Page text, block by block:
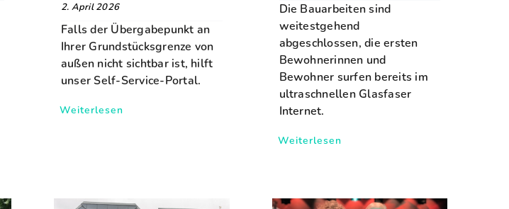
2. April 2026
Falls der Übergabepunkt an
Ihrer Grundstücksgrenze von
außen nicht sichtbar ist, hilft
unser Self-Service-Portal.
Weiterlesen
Die Bauarbeiten sind
weitestgehend
abgeschlossen, die ersten
Bewohnerinnen und
Bewohner surfen bereits im
ultraschnellen Glasfaser
Internet.
Weiterlesen